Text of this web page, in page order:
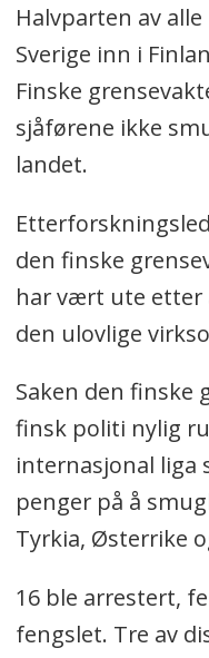
Halvparten av
Sverige inn i
Finske
sjåførene ikke
landet.
den finske
har vært ute etter
den ulovlige
Saken den finske
finsk politi nylig
internasjonal liga
penger på å
Tyrkia, Østerrike
16 ble arrestert,
fengslet. Tre av